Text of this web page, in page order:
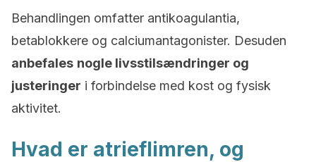
Behandlingen omfatter antikoagulantia,
betablokkere og calciumantagonister. Desuden
anbefales nogle livsstilsændringer og
justeringer i forbindelse med kost og fysisk
aktivitet.
Hvad er atrieflimren, og